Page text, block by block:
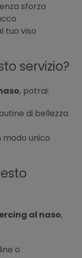
sforzo
tuo viso
servizio?
, potrai:
di bellezza
modo unico
al naso,
o